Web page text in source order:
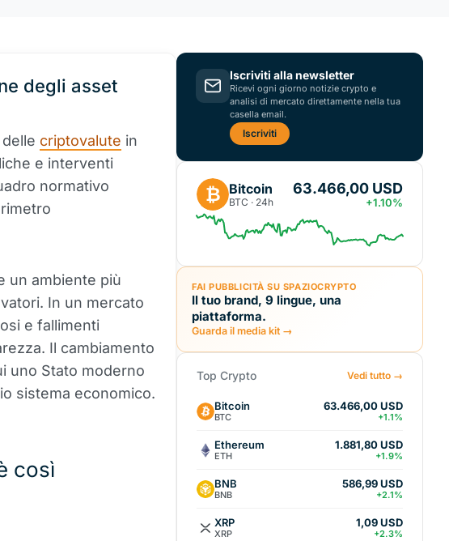
degli asset
criptovalute in
e interventi
normativo
un ambiente più
In un mercato
e fallimenti
Il cambiamento
uno Stato moderno
sistema economico.
così
Iscriviti alla newsletter
Ricevi ogni giorno notizie crypto e
analisi di mercato direttamente nella tua
casella email.
Iscriviti
₿ Bitcoin
BTC · 24h
63.466,00 USD
+1.10%
FAI PUBBLICITÀ SU SPAZIOCRYPTO
Il tuo brand, 9 lingue, una
piattaforma.
Guarda il media kit →
Top Crypto Vedi tutto →
Bitcoin
BTC
63.466,00 USD
+1.1%
Ethereum
ETH
1.881,80 USD
+1.9%
BNB
BNB
586,99 USD
+2.1%
XRP
XRP
1,09 USD
+2.3%